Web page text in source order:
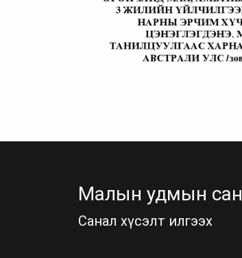
Малын удмын сан
Санал хүсэлт илгээх